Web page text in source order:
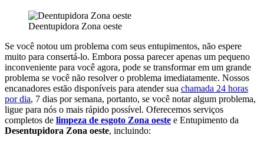
Deentupidora Zona oeste
Se você notou um problema com seus entupimentos, não espere
muito para consertá-lo. Embora possa parecer apenas um pequeno
inconveniente para você agora, pode se transformar em um grande
problema se você não resolver o problema imediatamente. Nossos
encanadores estão disponíveis para atender sua chamada 24 horas
por dia, 7 dias por semana, portanto, se você notar algum problema,
ligue para nós o mais rápido possível. Oferecemos serviços
completos de limpeza de esgoto Zona oeste e Entupimento da
Desentupidora Zona oeste, incluindo: